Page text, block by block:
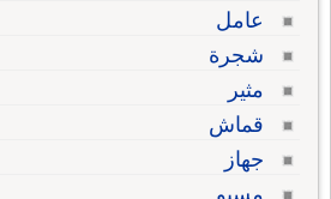
عامل
شجرة
مثير
قماش
جهاز